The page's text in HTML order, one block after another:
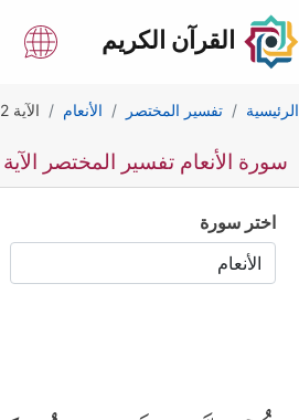
القرآن الكريم
الرئيسية تفسير المختصر الأنعام الآية 162
سورة الأنعام تفسير المختصر الآية 162
اختر سورة